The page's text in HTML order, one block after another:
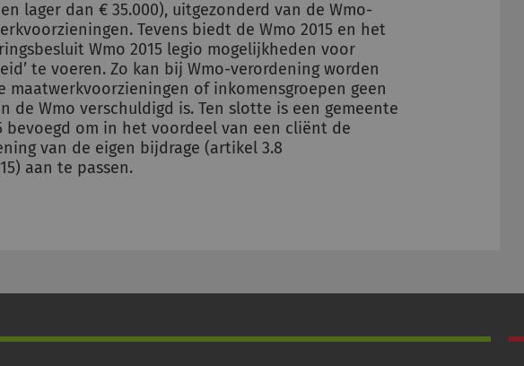
lager dan € 35.000), uitgezonderd van de Wmo-
Tevens biedt de Wmo 2015 en het
Wmo 2015 legio mogelijkheden voor
te voeren. Zo kan bij Wmo-verordening worden
maatwerkvoorzieningen of inkomensgroepen geen
de Wmo verschuldigd is. Ten slotte is een gemeente
bevoegd om in het voordeel van een cliënt de
van de eigen bijdrage (artikel 3.8
aan te passen.